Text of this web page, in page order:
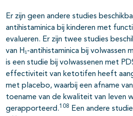
Er zijn geen andere studies
antihistaminica bij kinderen met
evalueren. Er zijn twee studies
van H₁-antihistaminica bij volwassen
is een studie bij volwassenen met
effectiviteit van ketotifen heeft
met placebo, waarbij een afname
toename van de kwaliteit van leven
gerapporteerd.108
Een andere